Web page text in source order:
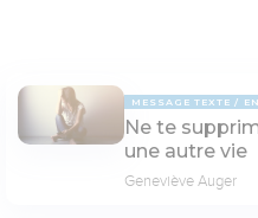
MESSAGE TEXTE
Ne te
une autre vie
Geneviève Auger